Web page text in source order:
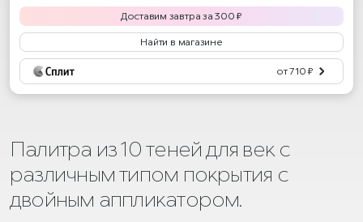
Доставим завтра за300 ₽
Найти в магазине
от 710 ₽
Палитра из 10 теней для век с
различным типом покрытия c
двойным аппликатором.